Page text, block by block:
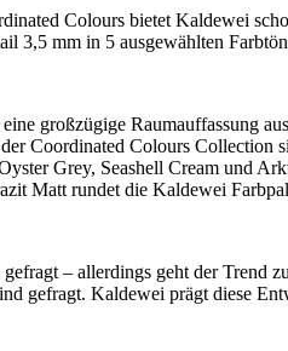
Colours bietet Kaldewei
3,5 mm in 5 ausgewählten
großzügige Raumauffassung
Coordinated Colours
Grey, Seashell Cream und
Matt rundet die Kaldewei
– allerdings geht der Trend
gefragt. Kaldewei prägt diese